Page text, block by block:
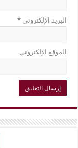
البريد الإلكتروني*
الموقع الإلكتروني